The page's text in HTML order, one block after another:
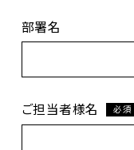
部署名
ご担当者様名 必須